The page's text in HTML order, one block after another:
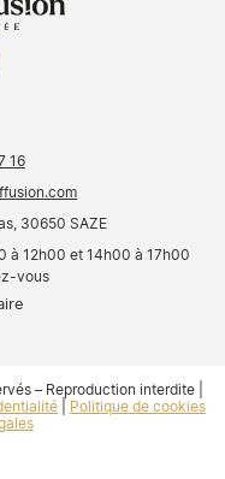
16
30650 SAZE
à 12h00 et 14h00 à 17h00
vous
– Reproduction interdite |
Politique de cookies